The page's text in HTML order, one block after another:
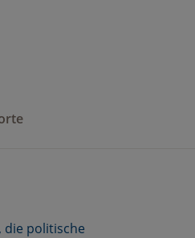
die politische